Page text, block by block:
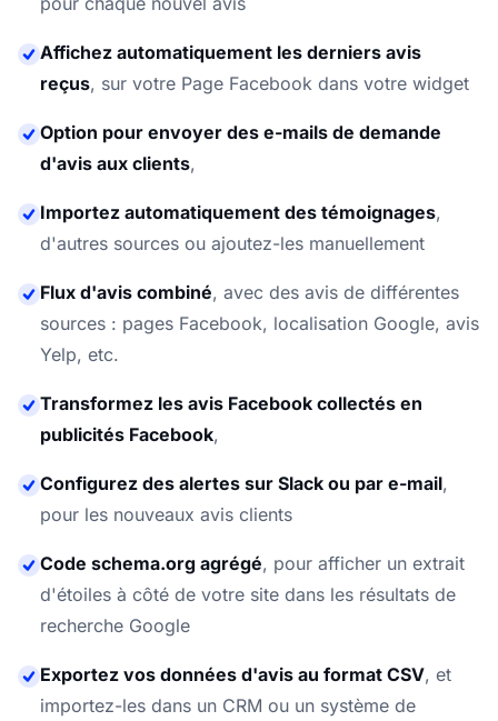
Affichez automatiquement les derniers avis
reçus, sur votre Page Facebook dans votre widget
Option pour envoyer des e-mails de demande
d'avis aux clients,
Importez automatiquement des témoignages,
d'autres sources ou ajoutez-les manuellement
Flux d'avis combiné, avec des avis de différentes
sources : pages Facebook, localisation Google, avis
Yelp, etc.
Transformez les avis Facebook collectés en
publicités Facebook,
Configurez des alertes sur Slack ou par e-mail,
pour les nouveaux avis clients
Code schema.org agrégé, pour afficher un extrait
d'étoiles à côté de votre site dans les résultats de
recherche Google
Exportez vos données d'avis au format CSV, et
importez-les dans un CRM ou un système de